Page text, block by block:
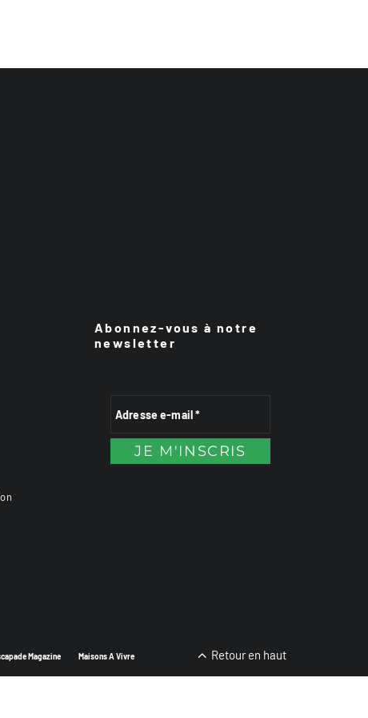
Abonnez-vous à notre
newsletter
Magazine Maisons A Vivre Retour en haut